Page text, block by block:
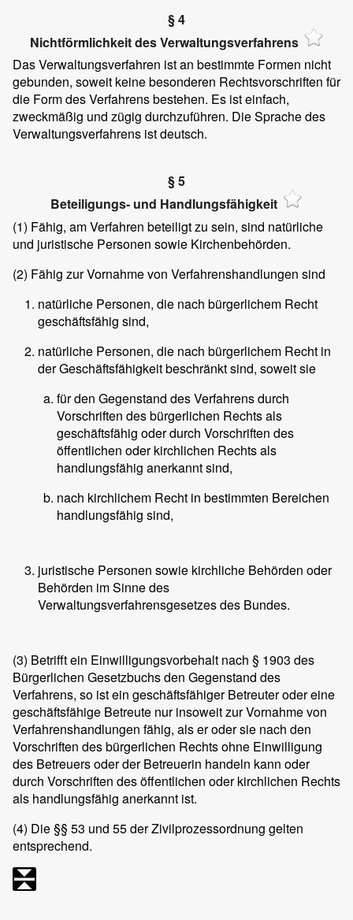
§ 4
Nichtförmlichkeit des Verwaltungsverfahrens
Das Verwaltungsverfahren ist an bestimmte Formen nicht
gebunden, soweit keine besonderen Rechtsvorschriften für
die Form des Verfahrens bestehen. Es ist einfach,
zweckmäßig und zügig durchzuführen. Die Sprache des
Verwaltungsverfahrens ist deutsch.
§ 5
Beteiligungs- und Handlungsfähigkeit
(1) Fähig, am Verfahren beteiligt zu sein, sind natürliche
und juristische Personen sowie Kirchenbehörden.
(2) Fähig zur Vornahme von Verfahrenshandlungen sind
natürliche Personen, die nach bürgerlichem Recht
geschäftsfähig sind,
natürliche Personen, die nach bürgerlichem Recht in
der Geschäftsfähigkeit beschränkt sind, soweit sie
für den Gegenstand des Verfahrens durch
Vorschriften des bürgerlichen Rechts als
geschäftsfähig oder durch Vorschriften des
öffentlichen oder kirchlichen Rechts als
handlungsfähig anerkannt sind,
nach kirchlichem Recht in bestimmten Bereichen
handlungsfähig sind,
juristische Personen sowie kirchliche Behörden oder
Behörden im Sinne des
Verwaltungsverfahrensgesetzes des Bundes.
(3) Betrifft ein Einwilligungsvorbehalt nach § 1903 des
Bürgerlichen Gesetzbuchs den Gegenstand des
Verfahrens, so ist ein geschäftsfähiger Betreuter oder eine
geschäftsfähige Betreute nur insoweit zur Vornahme von
Verfahrenshandlungen fähig, als er oder sie nach den
Vorschriften des bürgerlichen Rechts ohne Einwilligung
des Betreuers oder der Betreuerin handeln kann oder
durch Vorschriften des öffentlichen oder kirchlichen Rechts
als handlungsfähig anerkannt ist.
(4) Die §§ 53 und 55 der Zivilprozessordnung gelten
entsprechend.